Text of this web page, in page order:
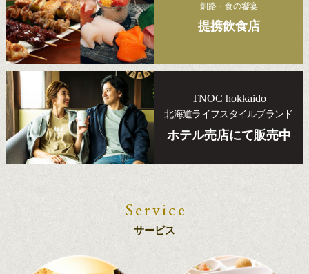
釧路・食の饗宴
提携飲食店
TNOC hokkaido
北海道ライフスタイルブランド
ホテル売店にて販売中
Service
サービス